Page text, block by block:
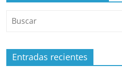
Entradas recientes